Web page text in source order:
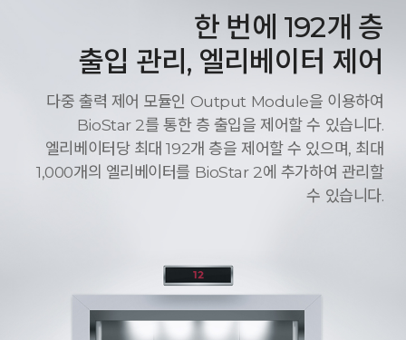
한 번에 192개 층
출입 관리, 엘리베이터 제어
다중 출력 제어 모듈인 Output Module을 이용하여
BioStar 2를 통한 층 출입을 제어할 수 있습니다.
엘리베이터당 최대 192개 층을 제어할 수 있으며, 최대
1,000개의 엘리베이터를 BioStar 2에 추가하여 관리할
수 있습니다.